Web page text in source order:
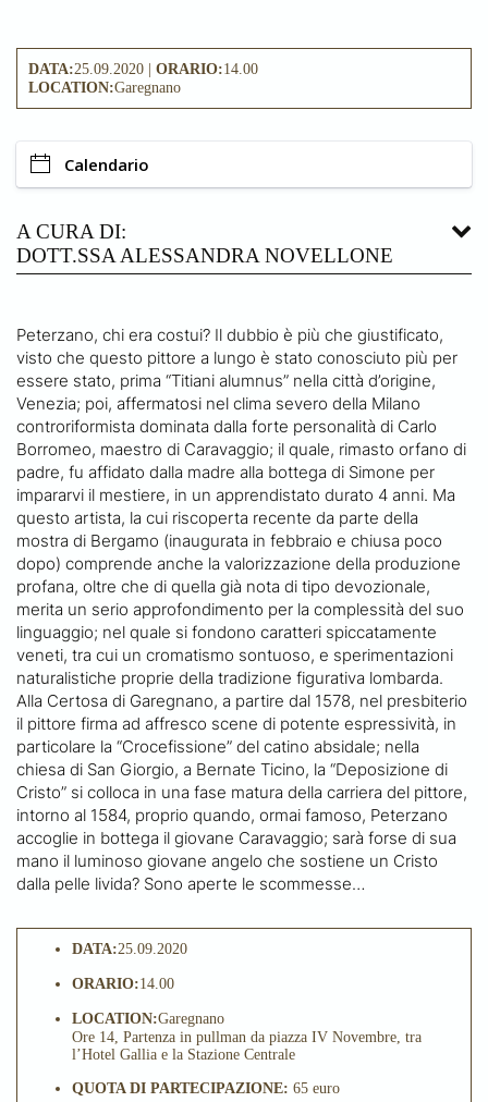
DATA:25.09.2020 | ORARIO:14.00
LOCATION:Garegnano
Calendario
A CURA DI:
DOTT.SSA ALESSANDRA NOVELLONE
Peterzano, chi era costui? Il dubbio è più che giustificato,
visto che questo pittore a lungo è stato conosciuto più per
essere stato, prima “Titiani alumnus” nella città d’origine,
Venezia; poi, affermatosi nel clima severo della Milano
controriformista dominata dalla forte personalità di Carlo
Borromeo, maestro di Caravaggio; il quale, rimasto orfano di
padre, fu affidato dalla madre alla bottega di Simone per
impararvi il mestiere, in un apprendistato durato 4 anni. Ma
questo artista, la cui riscoperta recente da parte della
mostra di Bergamo (inaugurata in febbraio e chiusa poco
dopo) comprende anche la valorizzazione della produzione
profana, oltre che di quella già nota di tipo devozionale,
merita un serio approfondimento per la complessità del suo
linguaggio; nel quale si fondono caratteri spiccatamente
veneti, tra cui un cromatismo sontuoso, e sperimentazioni
naturalistiche proprie della tradizione figurativa lombarda.
Alla Certosa di Garegnano, a partire dal 1578, nel presbiterio
il pittore firma ad affresco scene di potente espressività, in
particolare la “Crocefissione” del catino absidale; nella
chiesa di San Giorgio, a Bernate Ticino, la “Deposizione di
Cristo” si colloca in una fase matura della carriera del pittore,
intorno al 1584, proprio quando, ormai famoso, Peterzano
accoglie in bottega il giovane Caravaggio; sarà forse di sua
mano il luminoso giovane angelo che sostiene un Cristo
dalla pelle livida? Sono aperte le scommesse…
DATA:25.09.2020
ORARIO:14.00
LOCATION:Garegnano
Ore 14, Partenza in pullman da piazza IV Novembre, tra
l’Hotel Gallia e la Stazione Centrale
QUOTA DI PARTECIPAZIONE: 65 euro